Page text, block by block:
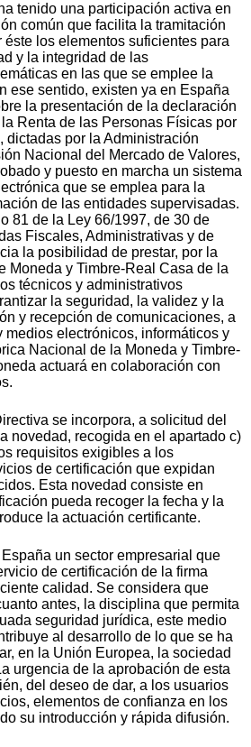
tenido una participación activa en
común que facilita la tramitación
éste los elementos suficientes para
y la integridad de las
en las que se emplee la
ese sentido, existen ya en España
la presentación de la declaración
Renta de las Personas Físicas por
dictadas por la Administración
Nacional del Mercado de Valores,
y puesto en marcha un sistema
que se emplea para la
de las entidades supervisadas.
81 de la Ley 66/1997, de 30 de
Fiscales, Administrativas y de
la posibilidad de prestar, por la
Moneda y Timbre-Real Casa de la
técnicos y administrativos
la seguridad, la validez y la
y recepción de comunicaciones, a
medios electrónicos, informáticos y
Nacional de la Moneda y Timbre-
actuará en colaboración con
se incorpora, a solicitud del
novedad, recogida en el apartado c)
requisitos exigibles a los
de certificación que expidan
Esta novedad consiste en
pueda recoger la fecha y la
la actuación certificante.
un sector empresarial que
de certificación de la firma
calidad. Se considera que
antes, la disciplina que permita
seguridad jurídica, este medio
al desarrollo de lo que se ha
en la Unión Europea, la sociedad
urgencia de la aprobación de esta
del deseo de dar, a los usuarios
elementos de confianza en los
su introducción y rápida difusión.